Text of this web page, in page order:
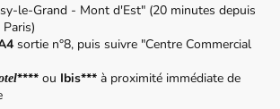
le-Grand - Mont d'Est" (20 minutes depuis
sortie n°8, puis suivre "Centre Commercial
**** ou Ibis*** à proximité immédiate de